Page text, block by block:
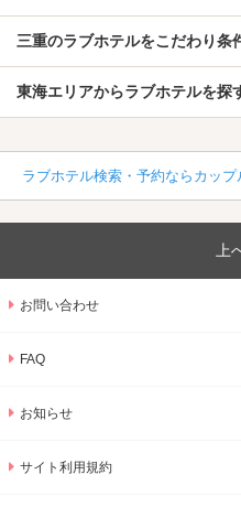
三重のラブホテルをこだわり条
東海エリアからラブホテルを探
ラブホテル検索・予約ならカップ
上
お問い合わせ
FAQ
お知らせ
サイト利用規約